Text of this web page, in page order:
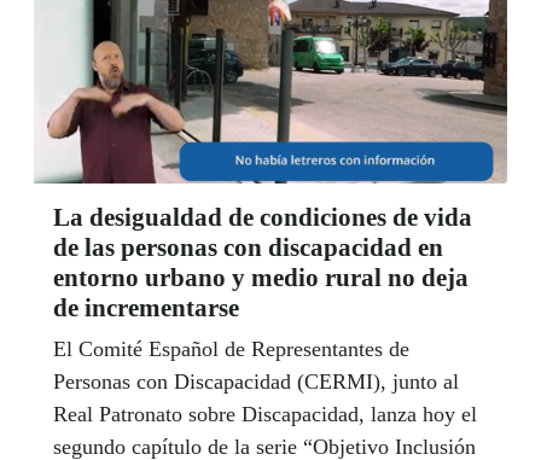
La desigualdad de condiciones de vida
de las personas con discapacidad en
entorno urbano y medio rural no deja
de incrementarse
El Comité Español de Representantes de
Personas con Discapacidad (CERMI), junto al
Real Patronato sobre Discapacidad, lanza hoy el
segundo capítulo de la serie “Objetivo Inclusión